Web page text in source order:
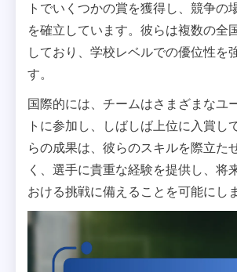
トでいくつかの賞を獲得し、競争の
を確立しています。彼らは複数の全
しており、学校レベルでの優位性を
す。
国際的には、チームはさまざまなユ
トに参加し、しばしば上位に入賞し
らの成果は、彼らのスキルを際立た
く、選手に貴重な経験を提供し、将
おける挑戦に備えることを可能にし